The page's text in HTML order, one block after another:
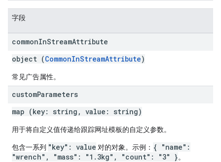
字段
commonInStreamAttribute
object (CommonInStreamAttribute)
常见广告属性。
customParameters
map (key: string, value: string)
用于将自定义值传递给跟踪网址模板的自定义参数。
包含一系列 "key": value 对的对象。示例： { "name":
"wrench", "mass": "1.3kg", "count": "3" }。